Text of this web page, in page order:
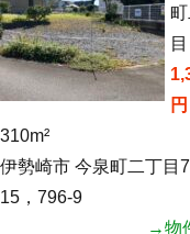
目
円
310m²
伊勢崎市 今泉町二丁目
15，796-9
→物